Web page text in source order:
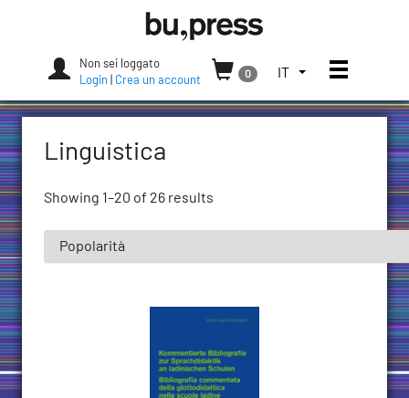
Press
Non sei loggato
Login
Crea un account
0
SELEZIONA
LINGUA.
IT Apri/
Linguistica
Showing 1–20 of 26 results